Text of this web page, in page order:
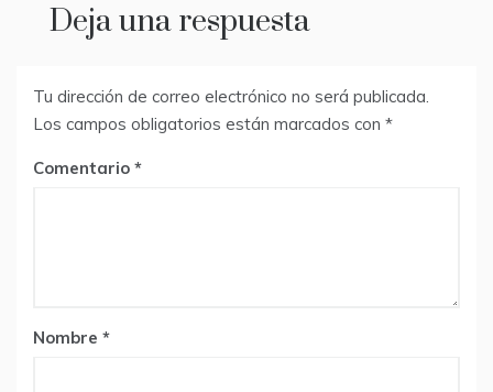
Deja una respuesta
Tu dirección de correo electrónico no será publicada.
Los campos obligatorios están marcados con *
Comentario
Nombre *